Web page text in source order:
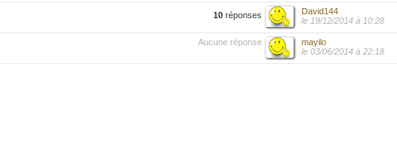
10 réponses
David144
le 19/12/2014 à 10:28
Aucune réponse
mayilo
le 03/06/2014 à 22:18